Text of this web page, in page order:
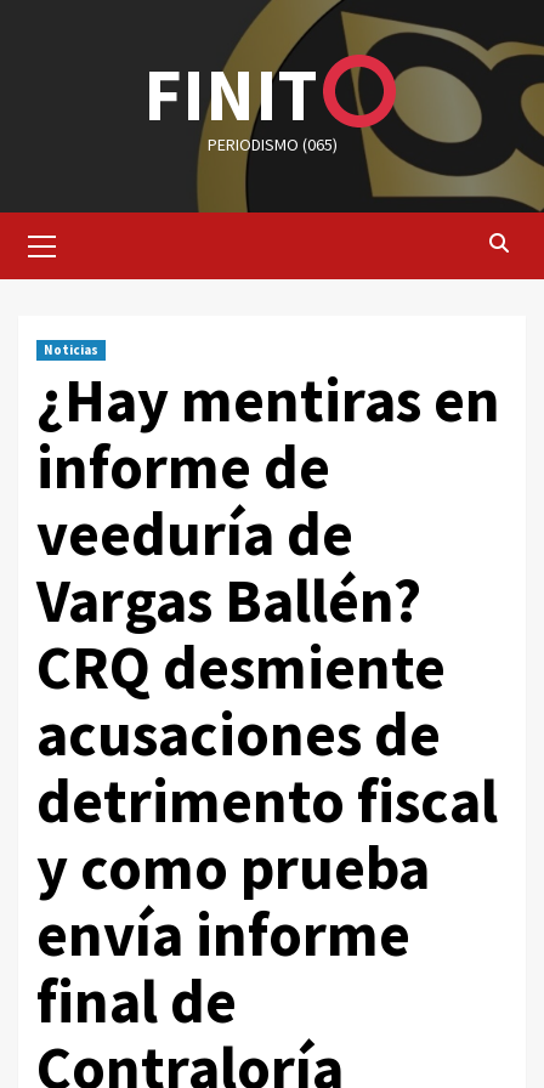
FINIT
PERIODISMO (065)
primario
Noticias
¿Hay mentiras en
informe de
veeduría de
Vargas Ballén?
CRQ desmiente
acusaciones de
detrimento fiscal
y como prueba
envía informe
final de
Contraloría